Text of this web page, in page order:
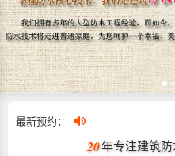
最新预约：
20年专注建筑防